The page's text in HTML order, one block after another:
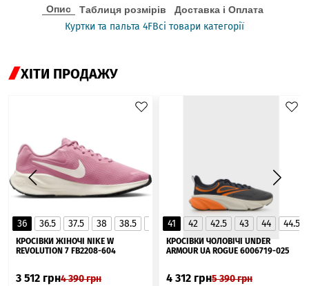
Опис Таблиця розмірів Доставка і Оплата
Куртки та пальта 4FВсі товари категорії
ХІТИ ПРОДАЖУ
36 36.5 37.5 38 38.5 40 40.5
41
▲
КРОСІВКИ ЖІНОЧІ NIKE W
REVOLUTION 7 FB2208-604
3 512 грн4 390грн
41 42 42.5 43 44 44.5
КРОСІВКИ ЧОЛОВІЧІ UNDER
ARMOUR UA ROGUE 6006719-025
4 312 грн5 390грн